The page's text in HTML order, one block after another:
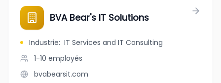
BVA Bear's IT Solutions
Industrie: IT Services and IT Consulting
1-10 employés
bvabearsit.com